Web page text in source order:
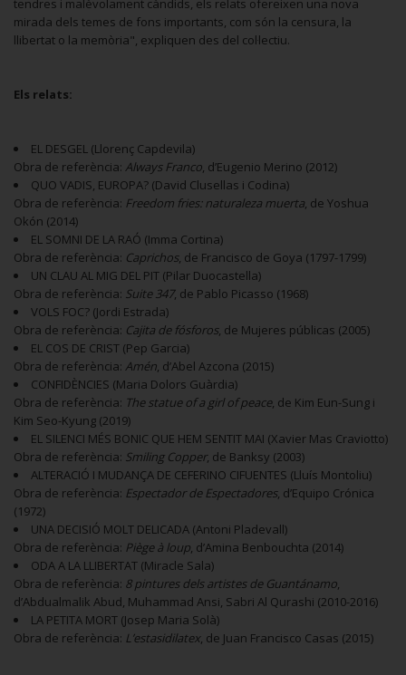
tendres i malèvolament càndids, els relats ofereixen una nova
mirada dels temes de fons importants, com són la censura, la
llibertat o la memòria", expliquen des del col·lectiu.
Els relats:
EL DESGEL (Llorenç Capdevila)
Obra de referència: Always Franco, d’Eugenio Merino (2012)
QUO VADIS, EUROPA? (David Clusellas i Codina)
Obra de referència: Freedom fries: naturaleza muerta, de Yoshua
Okón (2014)
EL SOMNI DE LA RAÓ (Imma Cortina)
Obra de referència: Caprichos, de Francisco de Goya (1797-1799)
UN CLAU AL MIG DEL PIT (Pilar Duocastella)
Obra de referència: Suite 347, de Pablo Picasso (1968)
VOLS FOC? (Jordi Estrada)
Obra de referència: Cajita de fósforos, de Mujeres públicas (2005)
EL COS DE CRIST (Pep Garcia)
Obra de referència: Amén, d’Abel Azcona (2015)
CONFIDÈNCIES (Maria Dolors Guàrdia)
Obra de referència: The statue of a girl of peace, de Kim Eun-Sung i
Kim Seo-Kyung (2019)
EL SILENCI MÉS BONIC QUE HEM SENTIT MAI (Xavier Mas Craviotto)
Obra de referència: Smiling Copper, de Banksy (2003)
ALTERACIÓ I MUDANÇA DE CEFERINO CIFUENTES (Lluís Montoliu)
Obra de referència: Espectador de Espectadores, d’Equipo Crónica
(1972)
UNA DECISIÓ MOLT DELICADA (Antoni Pladevall)
Obra de referència: Piège à loup, d’Amina Benbouchta (2014)
ODA A LA LLIBERTAT (Miracle Sala)
Obra de referència: 8 pintures dels artistes de Guantánamo,
d’Abdualmalik Abud, Muhammad Ansi, Sabri Al Qurashi (2010-2016)
LA PETITA MORT (Josep Maria Solà)
Obra de referència: L’estasidilatex, de Juan Francisco Casas (2015)